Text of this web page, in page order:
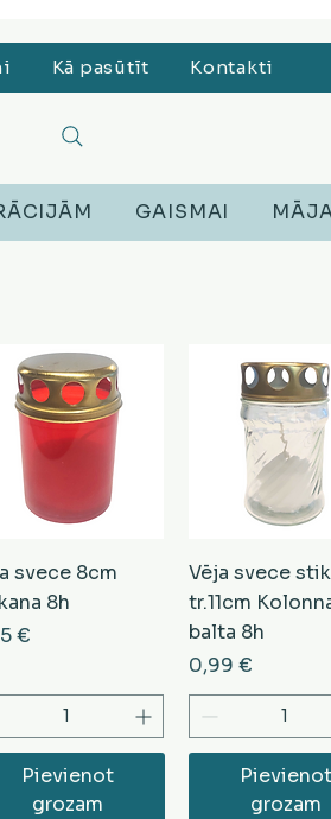
Kā pasūtīt Kontakti
GAISMAI
svece 8cm
8h
€
Pievienot
grozam
Vēja svece
tr.11cm
balta 8h
Cena
0,99 €
Pievienot
grozam